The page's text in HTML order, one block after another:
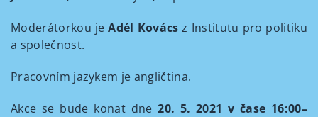
Moderátorkou jeAdél Kovács z Institutu pro politiku
a společnost.
Pracovním jazykem je angličtina.
Akce se bude konat dne20. 5. 2021 v čase 16:00–